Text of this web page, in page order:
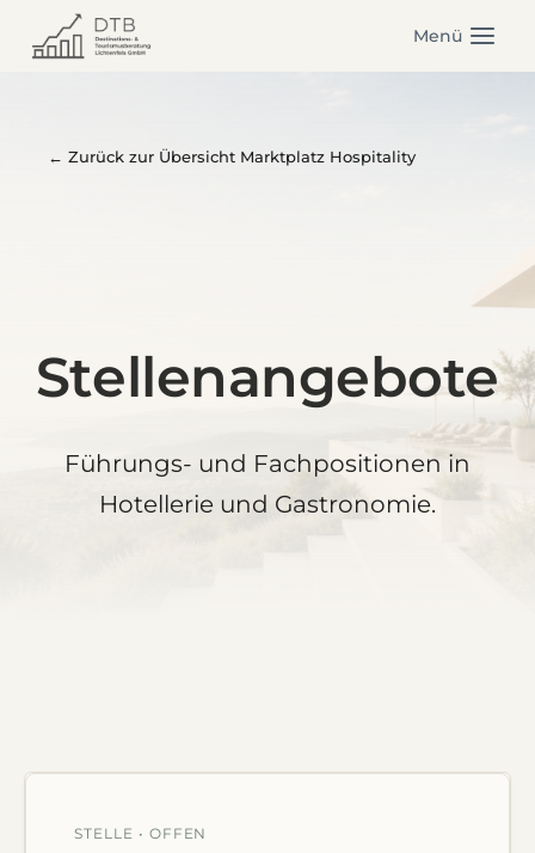
Inhalt
Menü
← Zurück zur Übersicht Marktplatz Hospitality
Stellenangebote
Führungs- und Fachpositionen in
Hotellerie und Gastronomie.
STELLE • OFFEN